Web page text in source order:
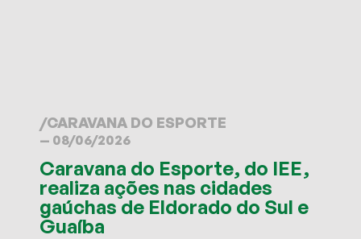
/CARAVANA DO ESPORTE
— 08/06/2026
Caravana do Esporte, do IEE,
realiza ações nas cidades
gaúchas de Eldorado do Sul e
Guaíba